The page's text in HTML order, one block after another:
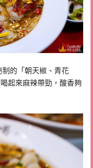
的「朝天椒、青花
起來麻辣帶勁，酸香夠